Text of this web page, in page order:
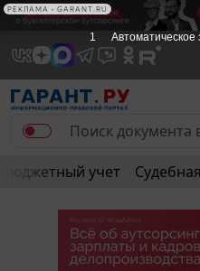
Бюджетный учет
1 Автоматическое
РЕКЛАМА • GARANT.RU